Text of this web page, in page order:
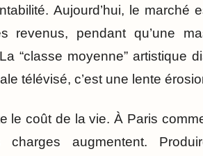
Aujourd’hui, le
revenus, pendant qu’une
“classe moyenne” artistique
télévisé, c’est une lente
le coût de la vie. À Paris
charges augmentent.